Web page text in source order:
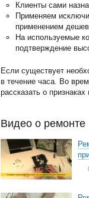
Клиенты сами
Применяем
применением
На используемые
подтверждение
Если существует
в течение часа. Во
рассказать о
Видео о ремонте